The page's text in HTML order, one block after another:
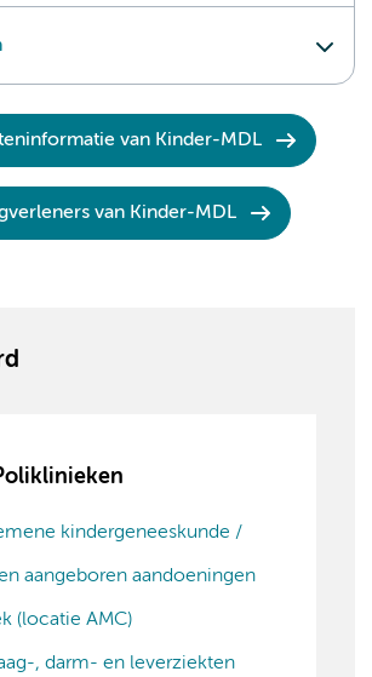
van Kinder-MDL
van Kinder-MDL
kindergeneeskunde /
aangeboren aandoeningen
(locatie AMC)
, darm- en leverziekten